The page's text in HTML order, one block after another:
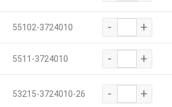
55102-3724010 - +
5511-3724010 - +
53215-3724010-26 - +